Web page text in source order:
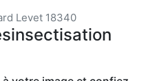
Levet 18340